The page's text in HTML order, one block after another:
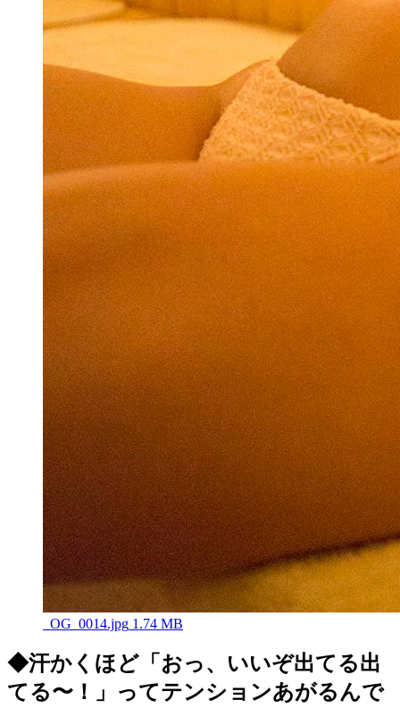
_OG_0014.jpg 1.74 MB
◆汗かくほど「おっ、いいぞ出てる出
てる〜！」ってテンションあがるんで